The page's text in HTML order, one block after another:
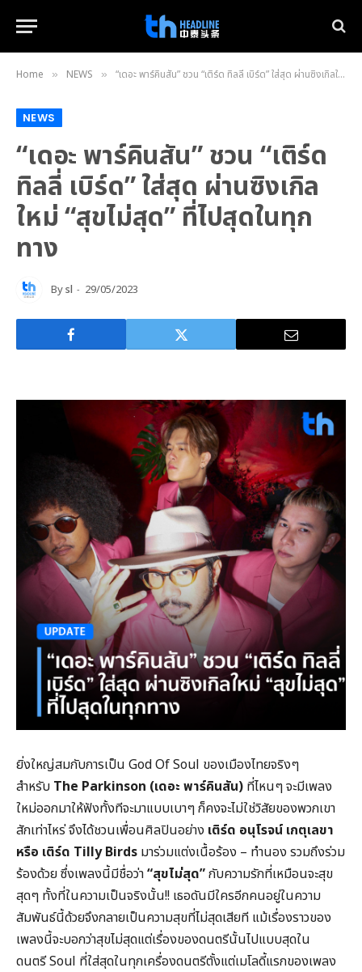
Home » NEWS » “เดอะ พาร์คินสัน” ชวน “เติร์ด ทิลลี่ เบิร์ด” ใส่สุด ผ่านซิงเกิลใหม่ “สุขไม่สุด” ที่ไปสุดในทุกทาง
NEWS
“เดอะ พาร์คินสัน” ชวน “เติร์ด
ทิลลี่ เบิร์ด” ใส่สุด ผ่านซิงเกิล
ใหม่ “สุขไม่สุด” ที่ไปสุดในทุก
ทาง
Bysl 29/05/2023
ยิ่งใหญ่สมกับการเป็น God Of Soul ของเมืองไทยจริงๆ
สำหรับ The Parkinson (เดอะ พาร์คินสัน) ที่ไหนๆ จะมีเพลง
ใหม่ออกมาให้ฟังทั้งทีจะมาแบบเบาๆ ก็คงจะไม่ใช่วิสัยของพวกเขา
สักเท่าไหร่ จึงได้ชวนเพื่อนศิลปินอย่าง เติร์ด อนุโรจน์ เกตุเลขา
หรือ เติร์ด Tilly Birds มาร่วมแต่งเนื้อร้อง – ทำนอง รวมถึงร่วม
ร้องด้วย ซึ่งเพลงนี้มีชื่อว่า“สุขไม่สุด”กับความรักที่เหมือนจะสุข
สุดๆ ทั้งที่ในความเป็นจริงนั้น!! เธอดันมีใครอีกคนอยู่ในความ
สัมพันธ์นี้ด้วยจึงกลายเป็นความสุขที่ไม่สุดเสียที แม้เรื่องราวของ
เพลงนี้จะบอกว่าสุขไม่สุดแต่เรื่องของดนตรีนั้นไปแบบสุดใน
ดนตรี Soul ที่ใส่สุดในทุกเครื่องดนตรีตั้งแต่เมโลดี้แรกของเพลง